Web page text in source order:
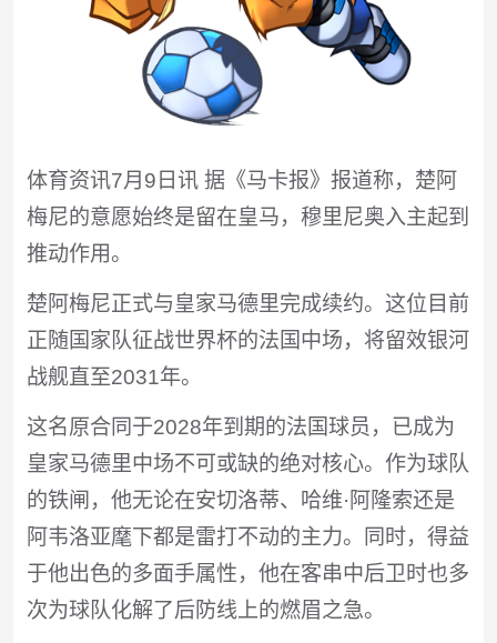
体育资讯7月9日讯 据《马卡报》报道称，楚阿
梅尼的意愿始终是留在皇马，穆里尼奥入主起到
推动作用。
楚阿梅尼正式与皇家马德里完成续约。这位目前
正随国家队征战世界杯的法国中场，将留效银河
战舰直至2031年。
这名原合同于2028年到期的法国球员，已成为
皇家马德里中场不可或缺的绝对核心。作为球队
的铁闸，他无论在安切洛蒂、哈维·阿隆索还是
阿韦洛亚麾下都是雷打不动的主力。同时，得益
于他出色的多面手属性，他在客串中后卫时也多
次为球队化解了后防线上的燃眉之急。